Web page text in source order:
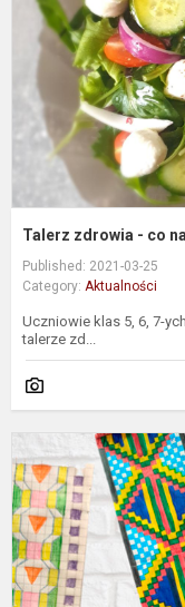
Talerz zdrowia - co
Published: 2021-03-25
Category: Aktualności
Uczniowie klas 5, 6, 7-
talerze zd...